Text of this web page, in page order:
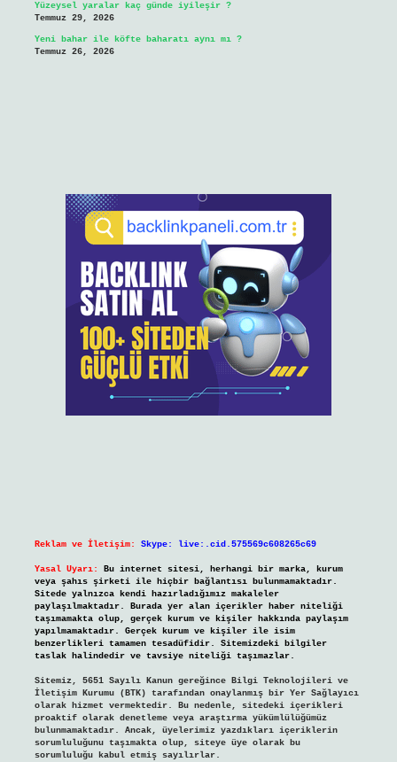
Yüzeysel yaralar kaç günde iyileşir ?
Temmuz 29, 2026
Yeni bahar ile köfte baharatı aynı mı ?
Temmuz 26, 2026
Reklam ve İletişim: Skype: live:.cid.575569c608265c69
Yasal Uyarı:
Bu internet sitesi, herhangi bir marka, kurum
veya şahıs şirketi ile hiçbir bağlantısı bulunmamaktadır.
Sitede yalnızca kendi hazırladığımız makaleler
paylaşılmaktadır. Burada yer alan içerikler haber niteliği
taşımamakta olup, gerçek kurum ve kişiler hakkında paylaşım
yapılmamaktadır. Gerçek kurum ve kişiler ile isim
benzerlikleri tamamen tesadüfidir. Sitemizdeki bilgiler
taslak halindedir ve tavsiye niteliği taşımazlar.
Sitemiz, 5651 Sayılı Kanun gereğince Bilgi Teknolojileri ve
İletişim Kurumu (BTK) tarafından onaylanmış bir Yer Sağlayıcı
olarak hizmet vermektedir. Bu nedenle, sitedeki içerikleri
proaktif olarak denetleme veya araştırma yükümlülüğümüz
bulunmamaktadır. Ancak, üyelerimiz yazdıkları içeriklerin
sorumluluğunu taşımakta olup, siteye üye olarak bu
sorumluluğu kabul etmiş sayılırlar.